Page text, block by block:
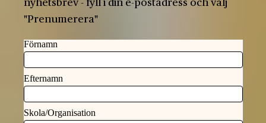
nyhetsbrev - fyll i din e-postadress och välj
"Prenumerera"